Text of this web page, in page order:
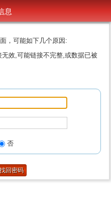
息
，可能如下几个原因:
效,可能链接不完整,或数据已被
否